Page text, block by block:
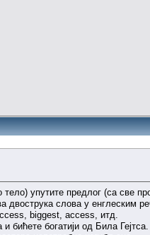
тело) упутите предлог (са све
двострука слова у енглеским
biggest, access, итд.
бићете богатији од Била Гејтса.